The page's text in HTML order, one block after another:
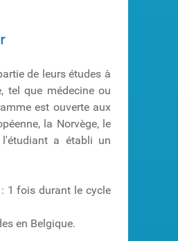
de leurs études à
tel que médecine ou
est ouverte aux
la Norvège, le
l'étudiant a établi un
1 fois durant le cycle
en Belgique.